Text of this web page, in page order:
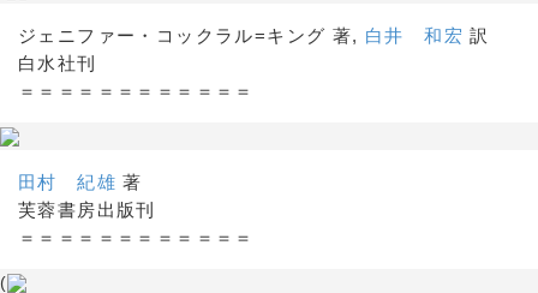
ジェニファー・コックラル=キング 著, 白井 和宏 訳
白水社刊
＝＝＝＝＝＝＝＝＝＝＝＝
田村 紀雄 著
芙蓉書房出版刊
＝＝＝＝＝＝＝＝＝＝＝＝
(